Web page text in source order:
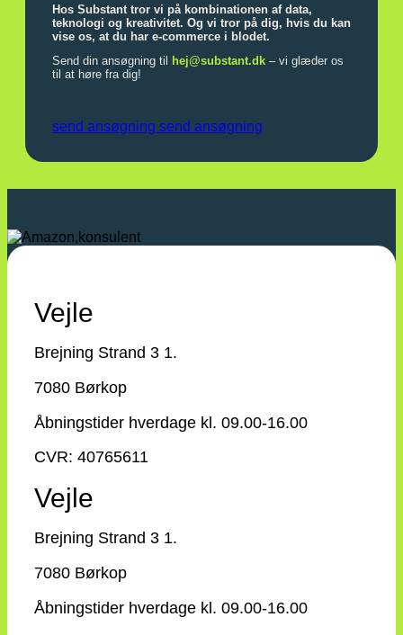
Hos Substant tror vi på kombinationen af data,
teknologi og kreativitet. Og vi tror på dig, hvis du kan
vise os, at du har e-commerce i blodet.
Send din ansøgning til
hej@substant.dk – vi glæder os
til at høre fra dig!
send ansøgning send ansøgning
Vejle
Brejning Strand 3 1.
7080 Børkop
Åbningstider hverdage kl. 09.00-16.00
CVR: 40765611
Vejle
Brejning Strand 3 1.
7080 Børkop
Åbningstider hverdage kl. 09.00-16.00